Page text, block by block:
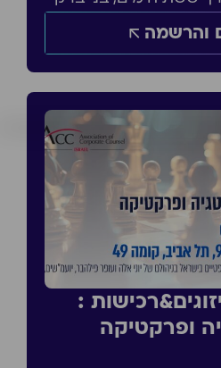
והרשמה
:
ופרקטיקה